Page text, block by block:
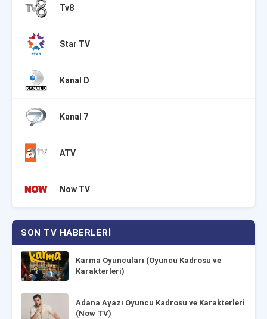
Tv8
Star TV
Kanal D
Kanal 7
ATV
Now TV
SON TV HABERLERI
Karma Oyuncuları (Oyuncu Kadrosu ve
Karakterleri)
Adana Ayazı Oyuncu Kadrosu ve Karakterleri
(Now TV)